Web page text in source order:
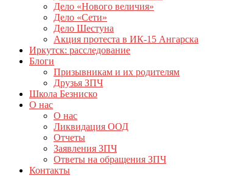
Дело «Нового величия»
Дело «Сети»
Дело Шестуна
Акция протеста в ИК-15 Ангарска
Иркутск: расследование
Блоги
Призывникам и их родителям
Друзья ЗПЧ
Школа Безниско
О нас
О нас
Ликвидация ООД
Отчеты
Заявления ЗПЧ
Ответы на обращения ЗПЧ
Контакты